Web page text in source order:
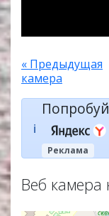
« Предыдущая
камера
ℹ️
Реклама
Веб камера